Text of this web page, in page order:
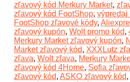
zľavový kód Merkury Market,
zľavový kód FootShop, výpredaj
FootShop zľavové kódy,
zľavový kupón, Wolt promo kód,
Merkury Market zľavový kupón,
Market zľavový kód, XXXLutz
zľava, Wolt zľava, Merkury
zľavový kód 4Home, Sofia
zľavový kód, ASKO zľavový kód,